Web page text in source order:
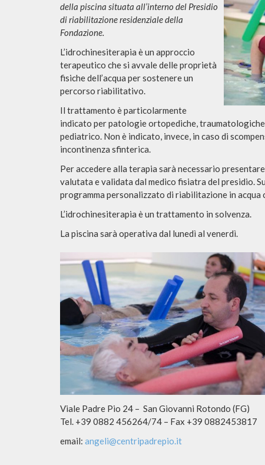
della piscina situata all’interno del Presidio
di riabilitazione residenziale della
Fondazione.
L’idrochinesiterapia è un approccio
terapeutico che si avvale delle proprietà
fisiche dell’acqua per sostenere un
percorso riabilitativo.
Il trattamento è particolarmente
indicato per patologie ortopediche,
pediatrico. Non è indicato, invece, in caso di
incontinenza sfinterica.
Per accedere alla terapia sarà necessario
valutata e validata dal medico fisiatra del presidio.
programma personalizzato di riabilitazione in
L’idrochinesiterapia è un trattamento in solvenza.
La piscina sarà operativa dal lunedì al venerdì.
Viale Padre Pio 24 – San Giovanni Rotondo (FG)
Tel. +39 0882 456264/74 – Fax +39 0882453817
email: angeli@centripadrepio.it